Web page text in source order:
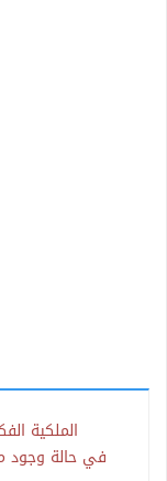
الملكية
في حالة وجود